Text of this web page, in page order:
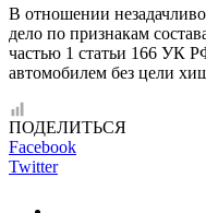
В отношении
дело по признакам
частью 1 статьи 166 УК
автомобилем без цели
ПОДЕЛИТЬСЯ
Facebook
Twitter